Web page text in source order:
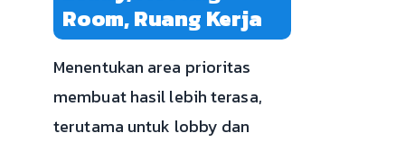
Room, Ruang Kerja
Menentukan area prioritas
membuat hasil lebih terasa,
terutama untuk lobby dan